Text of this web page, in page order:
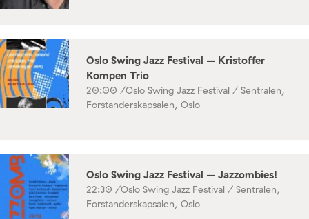
Oslo Swing Jazz Festival – Kristoffer
Kompen Trio
20:00 /Oslo Swing Jazz Festival / Sentralen,
Forstanderskapsalen, Oslo
Oslo Swing Jazz Festival – Jazzombies!
22:30 /Oslo Swing Jazz Festival / Sentralen,
Forstanderskapsalen, Oslo